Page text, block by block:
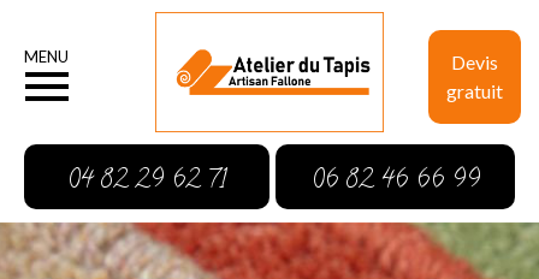
Devis
gratuit
MENU
04 82 29 62 71 06 82 46 66 99